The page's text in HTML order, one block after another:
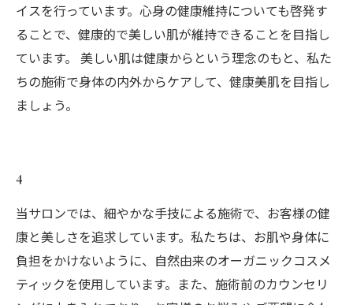
イスを行っています。心身の健康維持についても啓発す
ることで、健康的で美しい肌が維持できることを目指し
ています。 美しい肌は健康からという理念のもと、私た
ちの施術で身体の内外からケアして、健康美肌を目指し
ましょう。
4
当サロンでは、細やかな手技による施術で、お客様の健
康と美しさを追求しています。私たちは、お肌や身体に
負担をかけないように、自然由来のオーガニックコスメ
ティックを使用しています。また、施術前のカウンセリ